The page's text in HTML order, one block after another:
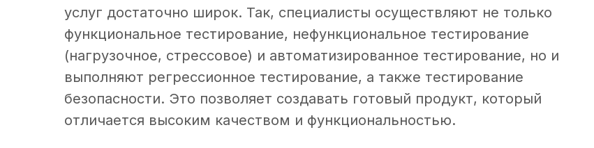
услуг достаточно широк. Так, специалисты осуществляют не только
функциональное тестирование, нефункциональное тестирование
(нагрузочное, стрессовое) и автоматизированное тестирование, но и
выполняют регрессионное тестирование, а также тестирование
безопасности. Это позволяет создавать готовый продукт, который
отличается высоким качеством и функциональностью.